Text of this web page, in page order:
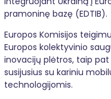
pramoninę bazę (EDTIB).
Europos Komisijos
Europos kolektyvinio
inovacijų plėtros, taip
susijusius su kariniu
technologijomis.